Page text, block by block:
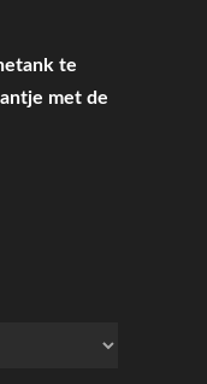
te
met de